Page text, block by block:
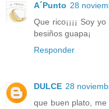
A´Punto 28
Que rico¡¡¡¡ Soy
besiños guapa¡
Responder
DULCE 28
que buen plato,